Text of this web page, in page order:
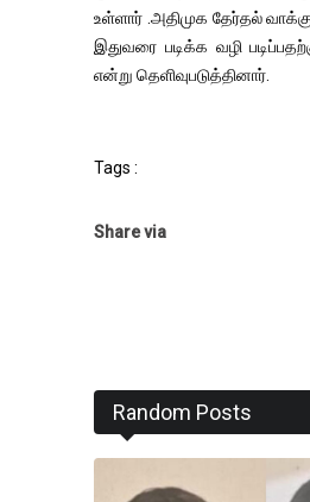
உள்ளார் .அதிமுக தேர்தல்
இதுவரை படிக்க வழி
என்று தெளிவுபடுத்தினார்.
Tags :
Share via
Random Posts